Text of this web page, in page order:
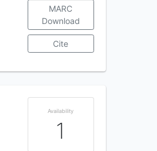
MARC
Download
Cite
Availability
1